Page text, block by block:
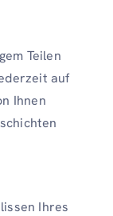
Teilen
auf
Ihnen
Ihres